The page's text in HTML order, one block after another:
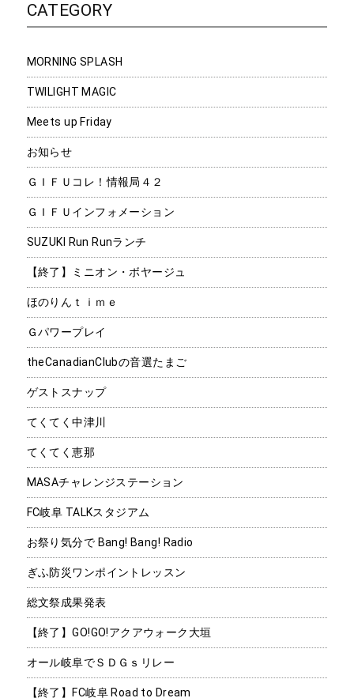
CATEGORY
MORNING SPLASH
TWILIGHT MAGIC
Meets up Friday
お知らせ
ＧＩＦＵコレ！情報局４２
ＧＩＦＵインフォメーション
SUZUKI Run Runランチ
【終了】ミニオン・ボヤージュ
ほのりんｔｉｍｅ
Ｇパワープレイ
theCanadianClubの音選たまご
ゲストスナップ
てくてく中津川
てくてく恵那
MASAチャレンジステーション
FC岐阜 TALKスタジアム
お祭り気分で Bang! Bang! Radio
ぎふ防災ワンポイントレッスン
総文祭成果発表
【終了】GO!GO!アクアウォーク大垣
オール岐阜でＳＤＧｓリレー
【終了】FC岐阜 Road to Dream